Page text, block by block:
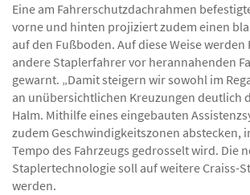
Eine am Fahrerschutzdachrahmen
vorne und hinten projiziert zudem einen
auf den Fußboden. Auf diese Weise werden
andere Staplerfahrer vor herannahenden
gewarnt. „Damit steigern wir sowohl im
an unübersichtlichen Kreuzungen deutlich
Halm. Mithilfe eines eingebauten
zudem Geschwindigkeitszonen abstecken,
Tempo des Fahrzeugs gedrosselt wird. Die
Staplertechnologie soll auf weitere Craiss-
werden.